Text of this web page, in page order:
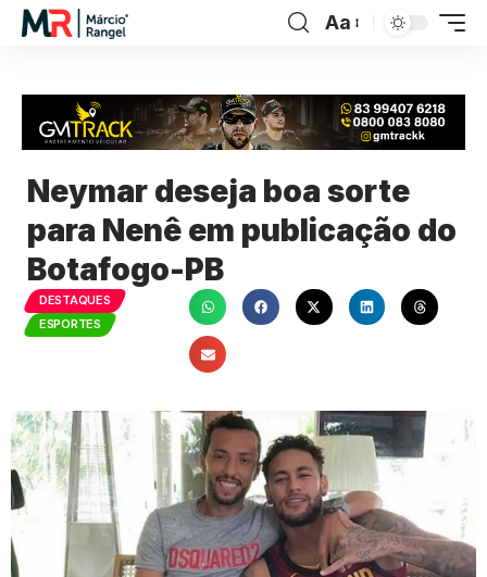
Aa
Neymar deseja boa sorte
para Nenê em publicação do
Botafogo-PB
DESTAQUES
ESPORTES